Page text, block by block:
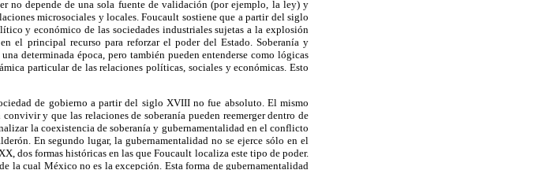
no depende de una sola fuente de validación (por ejemplo, la ley) y
microsociales y locales. Foucault sostiene que a partir del siglo
y económico de las sociedades industriales sujetas a la explosión
el principal recurso para reforzar el poder del Estado. Soberanía y
determinada época, pero también pueden entenderse como lógicas
particular de las relaciones políticas, sociales y económicas. Esto
de gobierno a partir del siglo XVIII no fue absoluto. El mismo
y que las relaciones de soberanía pueden reemerger dentro de
la coexistencia de soberanía y gubernamentalidad en el conflicto
En segundo lugar, la gubernamentalidad no se ejerce sólo en el
dos formas históricas en las que Foucault localiza este tipo de poder.
la cual México no es la excepción. Esta forma de gubernamentalidad